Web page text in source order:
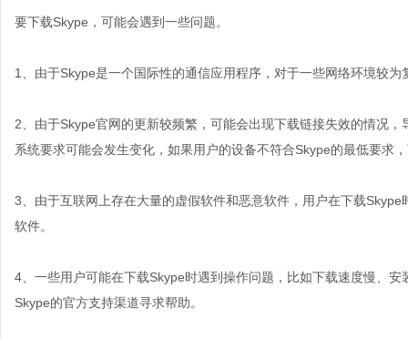
要下载Skype，可能会遇到一些问题。
1、由于Skype是一个国际性的通信应用程序，对于一些网络环境较
2、由于Skype官网的更新较频繁，可能会出现下载链接失效的情况
系统要求可能会发生变化，如果用户的设备不符合Skype的最低要求
3、由于互联网上存在大量的虚假软件和恶意软件，用户在下载
软件。
4、一些用户可能在下载Skype时遇到操作问题，比如下载速度慢、
Skype的官方支持渠道寻求帮助。